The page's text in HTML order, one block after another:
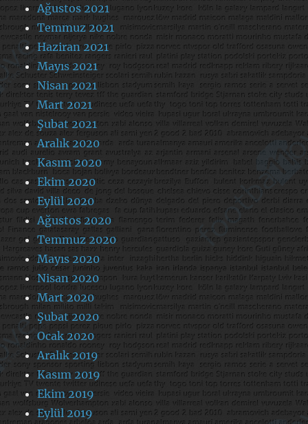
Ağustos 2021
Temmuz 2021
Haziran 2021
Mayıs 2021
Nisan 2021
Mart 2021
Şubat 2021
Aralık 2020
Kasım 2020
Ekim 2020
Eylül 2020
Ağustos 2020
Temmuz 2020
Mayıs 2020
Nisan 2020
Mart 2020
Şubat 2020
Ocak 2020
Aralık 2019
Kasım 2019
Ekim 2019
Eylül 2019